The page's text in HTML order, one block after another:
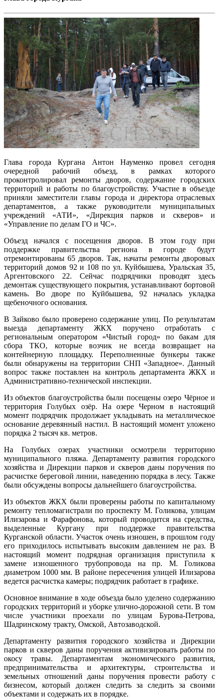
Глава города Кургана Антон Науменко провел сегодня
очередной рабочий объезд, в рамках которого
проконтролировал ремонты дворов, содержание городских
территорий и работы по благоустройству. Участие в объезде
приняли заместители главы города и директора отраслевых
департаментов, а также руководители муниципальных
учреждений «АТИ», «Дирекция парков и скверов» и
«Управление по делам ГО и ЧС».
Объезд начался с посещения дворов. В этом году при
поддержке правительства региона в городе будут
отремонтированы 65 дворов. Так, начаты ремонты дворовых
территорий домов 92 и 108 по ул. Куйбышева, Уральская 35,
Аргентовского 22. Сейчас подрядчики проводят здесь
демонтаж существующего покрытия, устанавливают бортовой
камень. Во дворе по Куйбышева, 92 началась укладка
щебеночного основания.
В Зайково было проверено содержание улиц. По результатам
выезда департаменту ЖКХ поручено отработать с
региональным оператором «Чистый город» по бакам для
сбора ТКО, которые возчик не всегда возвращает на
контейнерную площадку. Переполненные бункеры также
были обнаружены на территории СНП «Западное». Данный
вопрос также поставлен на контроль департамента ЖКХ и
Административно-технической инспекции.
Из объектов благоустройства были посещены озеро Чёрное и
территория Голубых озёр. На озере Черном в настоящий
момент подрядчик продолжает укладывать на металлическое
основание деревянный настил. В настоящий момент уложено
порядка 2 тысяч кв. метров.
На Голубых озерах участники осмотрели территорию
муниципального пляжа. Департаменту развития городского
хозяйства и Дирекции парков и скверов даны поручения по
расчистке береговой линии, наведению порядка в лесу. Также
были обсуждены вопросы дальнейшего благоустройства.
Из объектов ЖКХ были проверены работы по капитальному
ремонту тепломагистрали по проспекту М. Голикова, улицам
Илизарова и Фарафонова, который проводится на средства,
выделенные Кургану при поддержке правительства
Курганской области. Участок очень изношен, в прошлом году
его приходилось испытывать высоким давлением не раз. В
настоящий момент подрядная организация приступила к
замене изношенного трубопровода на пр. М. Голикова
диаметром 1000 мм. В районе пересечения улицей Илизарова
ведется расчистка камеры; подрядчик работает в графике.
Основное внимание в ходе объезда было уделено содержанию
городских территорий и уборке улично-дорожной сети. В том
числе участники проехали по улицам Бурова-Петрова,
Шадринскому тракту, Омской, Автозаводской.
Департаменту развития городского хозяйства и Дирекции
парков и скверов даны поручения активизировать работы по
окосу травы. Департаментам экономического развития,
предпринимательства и архитектуры, строительства и
земельных отношений даны поручения провести работу с
бизнесом, который должен следить за следить за своими
объектами и содержать их в порядке.